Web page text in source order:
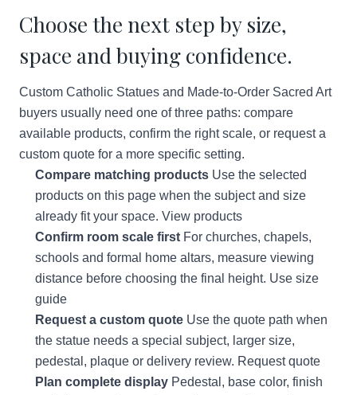
Choose the next step by size,
space and buying confidence.
Custom Catholic Statues and Made-to-Order Sacred Art
buyers usually need one of three paths: compare
available products, confirm the right scale, or request a
custom quote for a more specific setting.
Compare matching products Use the selected
products on this page when the subject and size
already fit your space. View products
Confirm room scale first For churches, chapels,
schools and formal home altars, measure viewing
distance before choosing the final height. Use size
guide
Request a custom quote Use the quote path when
the statue needs a special subject, larger size,
pedestal, plaque or delivery review. Request quote
Plan complete display Pedestal, base color, finish